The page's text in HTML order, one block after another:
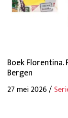
Boek
Bergen
27 mei 2026 /